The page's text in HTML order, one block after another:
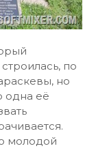
по
но
одна её
молодой